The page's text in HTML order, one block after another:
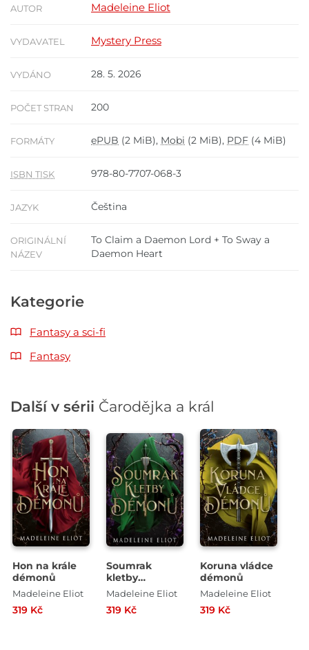
AUTOR Madeleine Eliot
VYDAVATEL Mystery Press
VYDÁNO 28. 5. 2026
POČET STRAN 200
FORMÁTY ePUB (2 MiB), Mobi (2 MiB), PDF (4 MiB)
ISBN TISK 978-80-7707-068-3
JAZYK Čeština
ORIGINÁLNÍ
NÁZEV
To Claim a Daemon Lord + To Sway a
Daemon Heart
Kategorie
Fantasy a sci-fi
Fantasy
Další v sérii Čarodějka a král
Hon na krále
démonů
Madeleine Eliot
319 Kč
Soumrak
kletby
démonů
Madeleine Eliot
319 Kč
Koruna vládce
démonů
Madeleine Eliot
319 Kč